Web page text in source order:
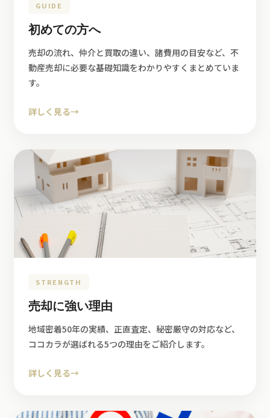
GUIDE
初めての方へ
売却の流れ、仲介と買取の違い、諸費用の目安など、不
動産売却に必要な基礎知識をわかりやすくまとめていま
す。
詳しく見る→
STRENGTH
売却に強い理由
地域密着50年の実績、正直査定、秘密厳守の対応など、
ココカラが選ばれる5つの理由をご紹介します。
詳しく見る→